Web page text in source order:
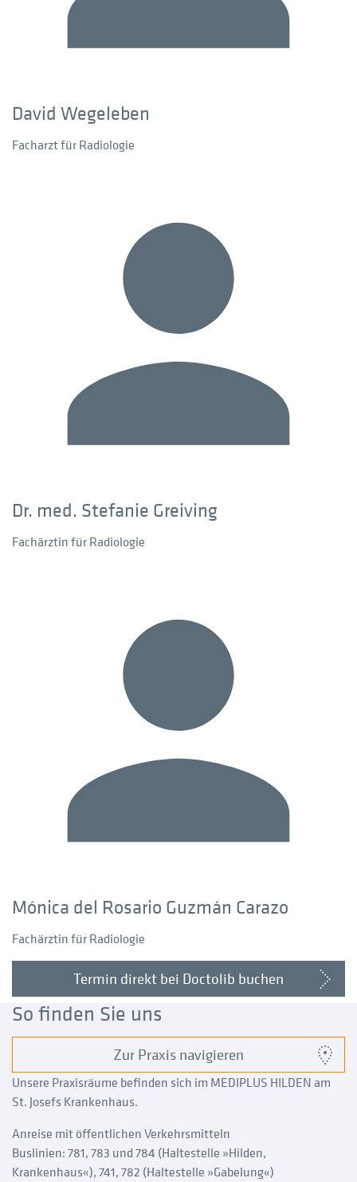
David Wegeleben
Facharzt für Radiologie
Dr. med. Stefanie Greiving
Fachärztin für Radiologie
Mónica del Rosario Guzmán Carazo
Fachärztin für Radiologie
Termin direkt bei Doctolib buchen
So finden Sie uns
Zur Praxis navigieren
Unsere Praxisräume befinden sich im MEDIPLUS HILDEN am
St. Josefs Krankenhaus.
Anreise mit öffentlichen Verkehrsmitteln
Buslinien: 781, 783 und 784 (Haltestelle »Hilden,
Krankenhaus«), 741, 782 (Haltestelle »Gabelung«)